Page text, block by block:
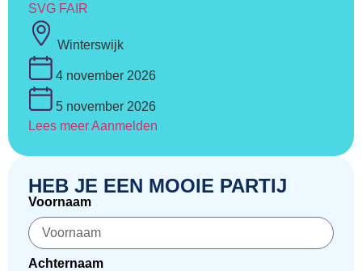
SVG FAIR
Winterswijk
4 november 2026
5 november 2026
Lees meerAanmelden
HEB JE EEN MOOIE PARTIJ
Voornaam
Achternaam